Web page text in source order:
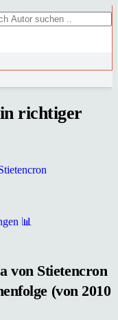
richtiger
📊
von Stietencron
(von 2010